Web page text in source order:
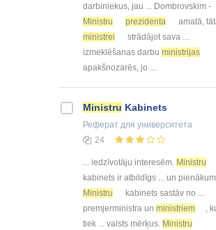
darbiniekus, jau ... Dombrovskim -
Ministru
prezidenta
amatā,
ministrei
strādājot sava ...
izmeklēšanas darbu ministrijas
apakšnozarēs, jo ...
Ministru Kabinets
Реферат для университета
24
... iedzīvotāju interesēm. Ministru
kabinets ir atbildīgs ... un
Ministru
kabinets sastāv no ...
premjerministra un ministriem
,
tiek ... valsts mērķus. Ministru